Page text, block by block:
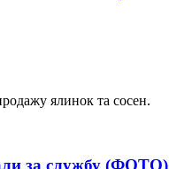
ялинок та сосен.
за службу (ФОТО)